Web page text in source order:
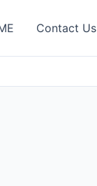
Contact Us